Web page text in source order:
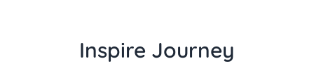
Inspire Journey